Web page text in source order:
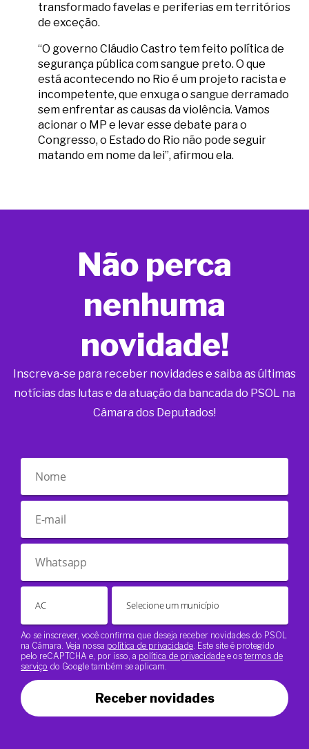
transformado favelas e periferias em territórios
de exceção.
“O governo Cláudio Castro tem feito política de
segurança pública com sangue preto. O que
está acontecendo no Rio é um projeto racista e
incompetente, que enxuga o sangue derramado
sem enfrentar as causas da violência. Vamos
acionar o MP e levar esse debate para o
Congresso, o Estado do Rio não pode seguir
matando em nome da lei”, afirmou ela.
Não perca
nenhuma
novidade!
Inscreva-se para receber novidades e saiba as últimas
notícias das lutas e da atuação da bancada do PSOL na
Câmara dos Deputados!
Ao se inscrever, você confirma que deseja receber novidades do PSOL
na Câmara. Veja nossa política de privacidade. Este site é protegido
pelo reCAPTCHA e, por isso, a política de privacidade e os termos de
serviço do Google também se aplicam.
Receber novidades